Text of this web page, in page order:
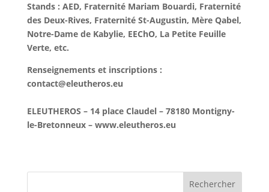
Stands : AED, Fraternité Mariam Bouardi, Fraternité
des Deux-Rives, Fraternité St-Augustin, Mère Qabel,
Notre-Dame de Kabylie, EEChO, La Petite Feuille
Verte, etc.
Renseignements et inscriptions :
contact@eleutheros.eu
ELEUTHEROS – 14 place Claudel – 78180 Montigny-
le-Bretonneux – www.eleutheros.eu